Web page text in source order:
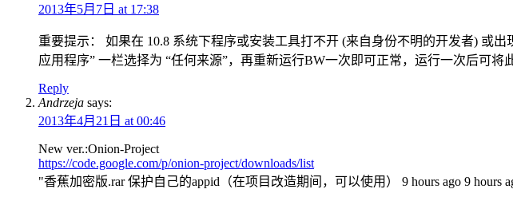
2013年5月7日 at 17:38
重要提示： 如果在 10.8 系统下程序或安装工具打不开 (来自身份不明的开发者) 或
应用程序” 一栏选择为 “任何来源”，再重新运行BW一次即可正常，运行一次后可将
Reply
Andrzeja says:
2013年4月21日 at 00:46
New ver.:Onion-Project
https://code.google.com/p/onion-project/downloads/list
"香蕉加密版.rar 保护自己的appid（在项目改造期间，可以使用） 9 hours ago 9 hours